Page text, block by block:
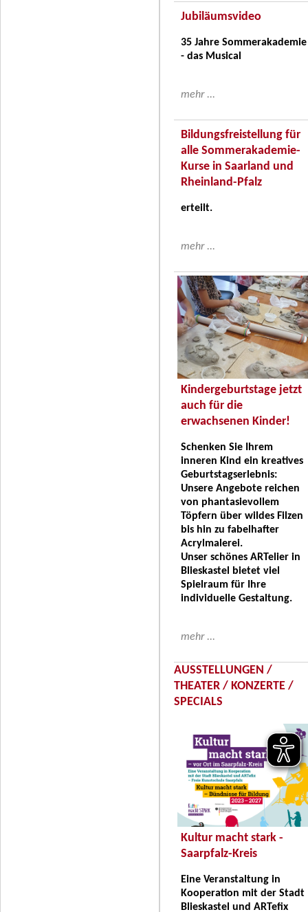
Jubiläumsvideo
35 Jahre Sommerakademie
- das Musical
mehr ...
Bildungsfreistellung für
alle Sommerakademie-
Kurse in Saarland und
Rheinland-Pfalz
erteilt.
mehr ...
Kindergeburtstage jetzt
auch für die
erwachsenen Kinder!
Schenken Sie Ihrem
inneren Kind ein kreatives
Geburtstagserlebnis:
Unsere Angebote reichen
von phantasievollem
Töpfern über wildes Filzen
bis hin zu fabelhafter
Acrylmalerei.
Unser schönes ARTelier in
Blieskastel bietet viel
Spielraum für Ihre
individuelle Gestaltung.
mehr ...
AUSSTELLUNGEN /
THEATER / KONZERTE /
SPECIALS
Kultur macht stark -
Saarpfalz-Kreis
Eine Veranstaltung in
Kooperation mit der Stadt
Blieskastel und ARTefix